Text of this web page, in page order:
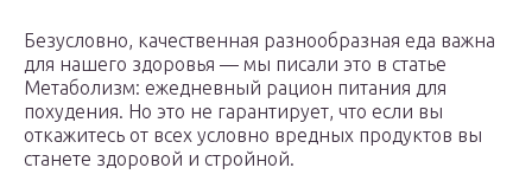
Безусловно, качественная разнообразная еда важна
для нашего здоровья — мы писали это в статье
Метаболизм: ежедневный рацион питания для
похудения. Но это не гарантирует, что если вы
откажитесь от всех условно вредных продуктов вы
станете здоровой и стройной.